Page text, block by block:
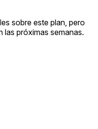
sobre este plan, pero
las próximas semanas.